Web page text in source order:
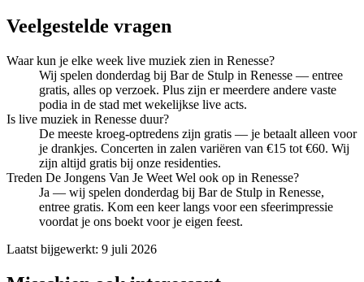
Veelgestelde vragen
Waar kun je elke week live muziek zien in Renesse?
Wij spelen donderdag bij Bar de Stulp in Renesse — entree
gratis, alles op verzoek. Plus zijn er meerdere andere vaste
podia in de stad met wekelijkse live acts.
Is live muziek in Renesse duur?
De meeste kroeg-optredens zijn gratis — je betaalt alleen voor
je drankjes. Concerten in zalen variëren van €15 tot €60. Wij
zijn altijd gratis bij onze residenties.
Treden De Jongens Van Je Weet Wel ook op in Renesse?
Ja — wij spelen donderdag bij Bar de Stulp in Renesse,
entree gratis. Kom een keer langs voor een sfeerimpressie
voordat je ons boekt voor je eigen feest.
Laatst bijgewerkt: 9 juli 2026